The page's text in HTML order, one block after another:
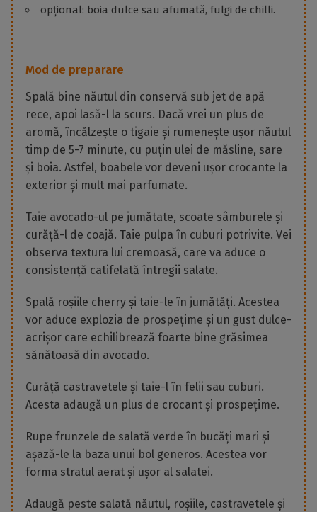
opțional: boia dulce sau afumată, fulgi de chilli.
Mod de preparare
Spală bine năutul din conservă sub jet de apă
rece, apoi lasă-l la scurs. Dacă vrei un plus de
aromă, încălzește o tigaie și rumenește ușor năutul
timp de 5-7 minute, cu puțin ulei de măsline, sare
și boia. Astfel, boabele vor deveni ușor crocante la
exterior și mult mai parfumate.
Taie avocado-ul pe jumătate, scoate sâmburele și
curăță-l de coajă. Taie pulpa în cuburi potrivite. Vei
observa textura lui cremoasă, care va aduce o
consistență catifelată întregii salate.
Spală roșiile cherry și taie-le în jumătăți. Acestea
vor aduce explozia de prospețime și un gust dulce-
acrișor care echilibrează foarte bine grăsimea
sănătoasă din avocado.
Curăță castravetele și taie-l în felii sau cuburi.
Acesta adaugă un plus de crocant și prospețime.
Rupe frunzele de salată verde în bucăți mari și
așază-le la baza unui bol generos. Acestea vor
forma stratul aerat și ușor al salatei.
Adaugă peste salată năutul, roșiile, castravetele și